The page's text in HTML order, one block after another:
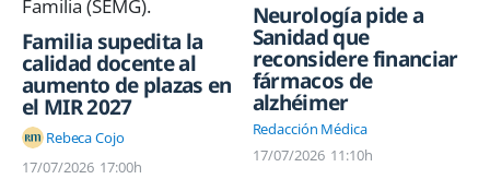
Familia supedita la
calidad docente al
aumento de plazas en
el MIR 2027
Rebeca Cojo
17/07/2026 17:00h
Neurología pide a
Sanidad que
reconsidere financiar
fármacos de
alzhéimer
Redacción Médica
17/07/2026 11:10h